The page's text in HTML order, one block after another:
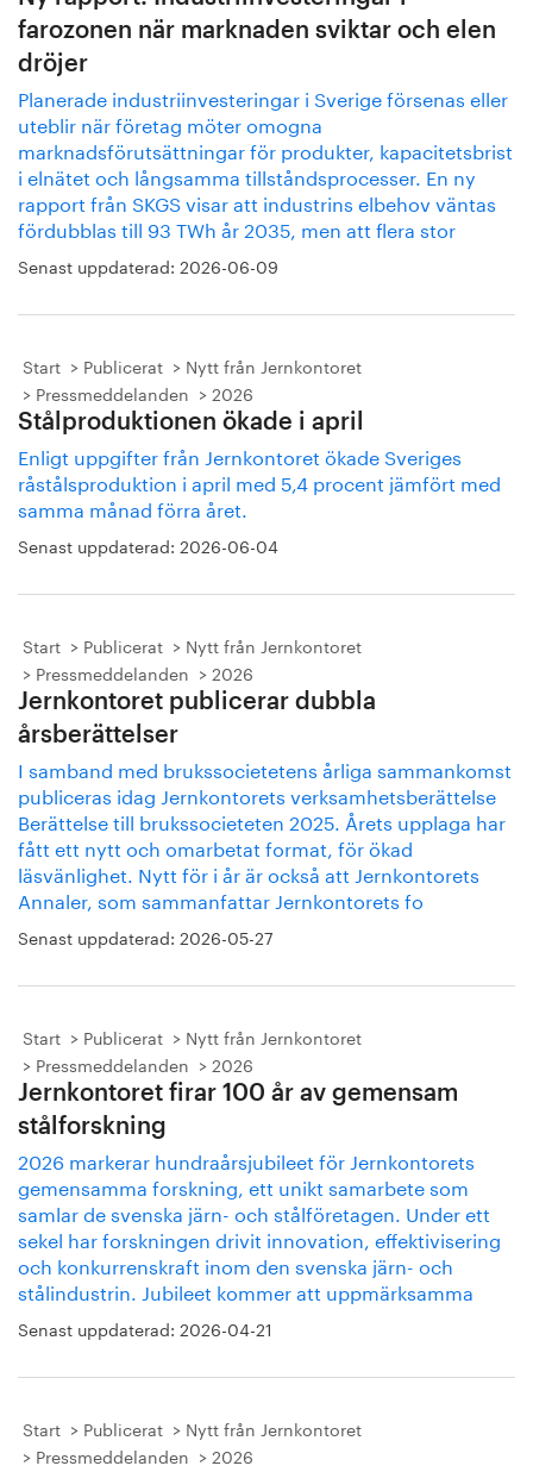
farozonen när marknaden sviktar och elen
dröjer
Planerade industriinvesteringar i Sverige försenas eller
uteblir när företag möter omogna
marknadsförutsättningar för produkter, kapacitetsbrist
i elnätet och långsamma tillståndsprocesser. En ny
rapport från SKGS visar att industrins elbehov väntas
fördubblas till 93 TWh år 2035, men att flera stor
Senast uppdaterad: 2026-06-09
Start Publicerat
Nytt från Jernkontoret
Pressmeddelanden
2026
Stålproduktionen ökade i april
Enligt uppgifter från Jernkontoret ökade Sveriges
råstålsproduktion i april med 5,4 procent jämfört med
samma månad förra året.
Senast uppdaterad: 2026-06-04
Start Publicerat
Nytt från Jernkontoret
Pressmeddelanden
2026
Jernkontoret publicerar dubbla
årsberättelser
I samband med brukssocietetens årliga sammankomst
publiceras idag Jernkontorets verksamhetsberättelse
Berättelse till brukssocieteten 2025. Årets upplaga har
fått ett nytt och omarbetat format, för ökad
läsvänlighet. Nytt för i år är också att Jernkontorets
Annaler, som sammanfattar Jernkontorets fo
Senast uppdaterad: 2026-05-27
Start Publicerat
Nytt från Jernkontoret
Pressmeddelanden
2026
Jernkontoret firar 100 år av gemensam
stålforskning
2026 markerar hundraårsjubileet för Jernkontorets
gemensamma forskning, ett unikt samarbete som
samlar de svenska järn- och stålföretagen. Under ett
sekel har forskningen drivit innovation, effektivisering
och konkurrenskraft inom den svenska järn- och
stålindustrin. Jubileet kommer att uppmärksamma
Senast uppdaterad: 2026-04-21
Start Publicerat
Nytt från Jernkontoret
Pressmeddelanden
2026